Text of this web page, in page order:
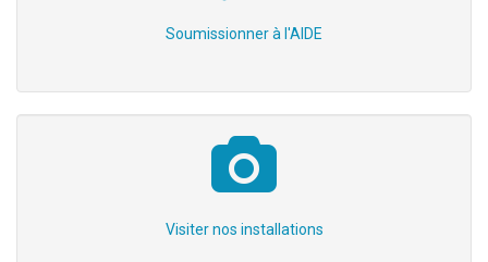
Soumissionner à l'AIDE
Visiter nos installations